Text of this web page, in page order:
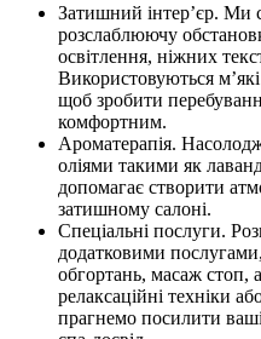
Затишний інтер’єр. Ми
розслаблюючу
освітлення, ніжних
Використовуються
щоб зробити
комфортним.
Ароматерапія.
оліями такими як
допомагає створити
затишному салоні.
Спеціальні послуги.
додатковими
обгортань, масаж стоп,
релаксаційні техніки
прагнемо посилити